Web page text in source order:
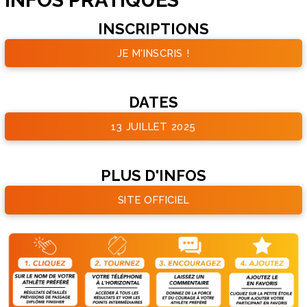
INSCRIPTIONS
JE M'INSCRIS !
DATES
13 JUILLET 2025
PLUS D'INFOS
SITE OFFICIEL